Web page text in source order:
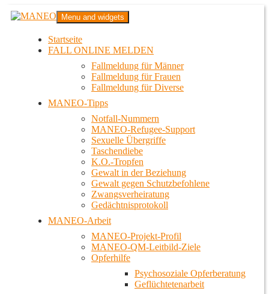
Zum
InhaltMANEO
Das schwule Anti-Gewalt-Projekt in Berlin
Menu and widgets
Startseite
FALL ONLINE MELDEN
Fallmeldung für Männer
Fallmeldung für Frauen
Fallmeldung für Diverse
MANEO-Tipps
Notfall-Nummern
MANEO-Refugee-Support
Sexuelle Übergriffe
Taschendiebe
K.O.-Tropfen
Gewalt in der Beziehung
Gewalt gegen Schutzbefohlene
Zwangsverheiratung
Gedächtnisprotokoll
MANEO-Arbeit
MANEO-Projekt-Profil
MANEO-QM-Leitbild-Ziele
Opferhilfe
Psychosoziale Opferberatung
Geflüchtetenarbeit